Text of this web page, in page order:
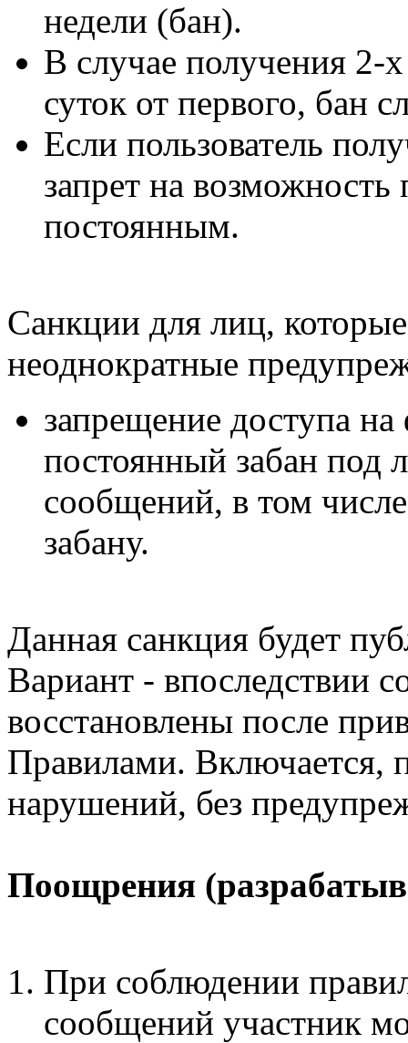
недели (бан).
В случае получения 2-
суток от первого, бан
Если пользователь
запрет на возможность
постоянным.
Санкции для лиц,
неоднократные
запрещение доступа
постоянный забан под
сообщений, в том
забану.
Данная санкция будет
Вариант - впоследствии
восстановлены после
Правилами. Включается,
нарушений, без
Поощрения
При соблюдении
сообщений участник